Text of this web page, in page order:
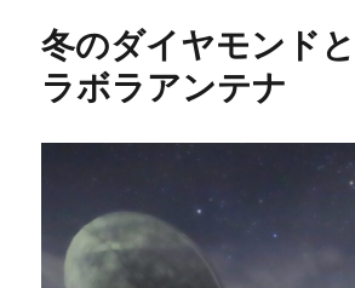
冬のダイヤモンド
ラボラアンテナ